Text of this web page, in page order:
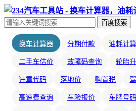
百度搜索
换车计算器 分期付款 油耗计
二手车估价 故障码查询 轮胎
违章代码 落地价 购置税
高速费查询 车险报价 车牌号